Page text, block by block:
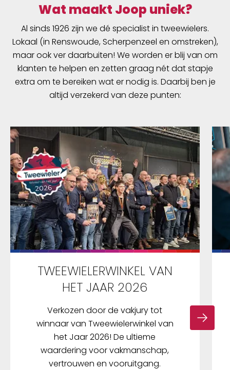
Wat maakt Joop uniek?
Al sinds 1926 zijn we dé specialist in tweewielers.
Lokaal (in Renswoude, Scherpenzeel en omstreken),
maar ook ver daarbuiten! We worden er blij van om
klanten te helpen en zetten graag nét dat stapje
extra om te bereiken wat er nodig is. Daarbij ben je
altijd verzekerd van deze punten:
TWEEWIELERWINKEL VAN
HET JAAR 2026
Verkozen door de vakjury tot
winnaar van Tweewielerwinkel van
het Jaar 2026! De ultieme
waardering voor vakmanschap,
vertrouwen en vooruitgang.